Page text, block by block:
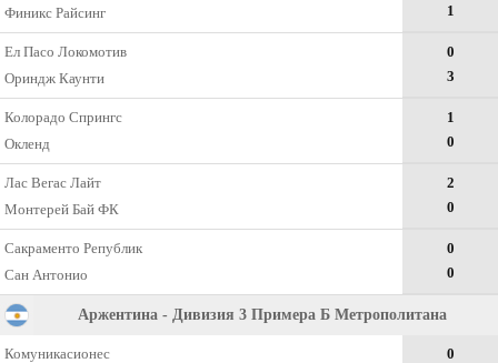
Финикс Райсинг
1
Ел Пасо Локомотив
Ориндж Каунти
0
3
Колорадо Спрингс
Окленд
1
0
Лас Вегас Лайт
Монтерей Бай ФК
2
0
Сакраменто Републик
Сан Антонио
0
0
Аржентина - Дивизия 3 Примера Б Метрополитана
Комуникасионес
0